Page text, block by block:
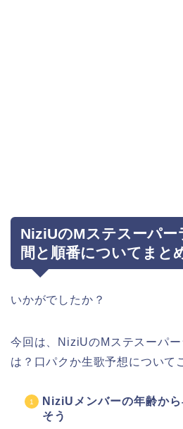
NiziUのMステスーパー
間と順番についてまと
いかがでしたか？
今回は、NiziUのMステスーパ
は？口パクか生歌予想について
NiziUメンバーの年齢か
そう